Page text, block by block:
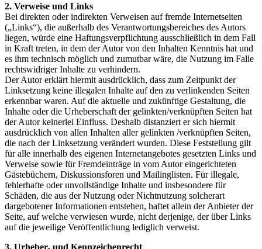
2. Verweise und Links
Bei direkten oder indirekten Verweisen auf fremde Internetseiten
(„Links“), die außerhalb des Verantwortungsbereiches des Autors
liegen, würde eine Haftungsverpflichtung ausschließlich in dem Fall
in Kraft treten, in dem der Autor von den Inhalten Kenntnis hat und
es ihm technisch möglich und zumutbar wäre, die Nutzung im Falle
rechtswidriger Inhalte zu verhindern.
Der Autor erklärt hiermit ausdrücklich, dass zum Zeitpunkt der
Linksetzung keine illegalen Inhalte auf den zu verlinkenden Seiten
erkennbar waren. Auf die aktuelle und zukünftige Gestaltung, die
Inhalte oder die Urheberschaft der gelinkten/verknüpften Seiten hat
der Autor keinerlei Einfluss. Deshalb distanziert er sich hiermit
ausdrücklich von allen Inhalten aller gelinkten /verknüpften Seiten,
die nach der Linksetzung verändert wurden. Diese Feststellung gilt
für alle innerhalb des eigenen Internetangebotes gesetzten Links und
Verweise sowie für Fremdeinträge in vom Autor eingerichteten
Gästebüchern, Diskussionsforen und Mailinglisten. Für illegale,
fehlerhafte oder unvollständige Inhalte und insbesondere für
Schäden, die aus der Nutzung oder Nichtnutzung solcherart
dargebotener Informationen entstehen, haftet allein der Anbieter der
Seite, auf welche verwiesen wurde, nicht derjenige, der über Links
auf die jeweilige Veröffentlichung lediglich verweist.
3. Urheber- und Kennzeichenrecht